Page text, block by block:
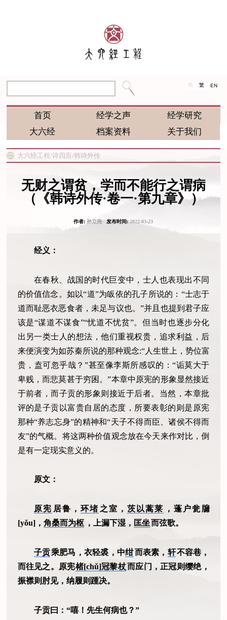
简 繁 EN
首页 经学之声
经学研究
大六经
档案资料 关于我们
大六经工程/诗四百/韩诗外传
无财之谓贫，学而不能行之谓病
（《韩诗外传·卷一·第九章》）
作者:孙立尧发布时间:2022-03-23
经义：
在春秋、战国的时代巨变中，士人也表现出不同
的价值信念。如以“道”为皈依的孔子所说的：“士志于
道而耻恶衣恶食者，未足与议也。”并且也提到君子应
该是“谋道不谋食”“忧道不忧贫”。但当时也逐步分化
出另一类士人的想法，他们重视权贵，追求利益，后
来便演变为如苏秦所说的那种观念:“人生世上，势位富
贵，盍可忽乎哉？”甚至像李斯所感叹的：“诟莫大于
卑贱，而悲莫甚于穷困。”本章中原宪的形象显然接近
于前者，而子贡的形象则接近于后者。当然，本章批
评的是子贡以富贵自居的态度，所要表彰的则是原宪
那种“养志忘身”的精神和“天子不得而臣、诸侯不得而
友”的气概。将这两种价值观念放在今天来作对比，倒
是有一定现实意义的。
原文：
原宪 居鲁， 环堵 之室，茨以蒿莱
，蓬户瓮牖
[yǒu]， 角桑而为枢 ，上漏下湿， 匡坐而弦歌。
子贡乘肥马，衣轻裘，中绀而表素， 轩不容巷，
而往见之。原宪楮[chǔ]冠黎杖而应门，正冠则缨绝，
振襟则肘见，纳履则踵决。
子贡曰：“嘻！先生何病也？”